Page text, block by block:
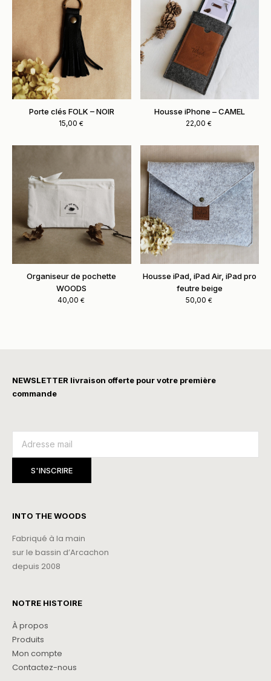
Porte clés FOLK – NOIR
15,00 €
Housse iPhone – CAMEL
22,00€
Organiseur de pochette
WOODS
40,00 €
Housse iPad, iPad Air, iPad pro
feutre beige
50,00 €
NEWSLETTER livraison offerte pour votre première
commande
INTO THE WOODS
Fabriqué à la main
sur le bassin d’Arcachon
depuis 2008
NOTRE HISTOIRE
À propos
Produits
Mon compte
Contactez-nous